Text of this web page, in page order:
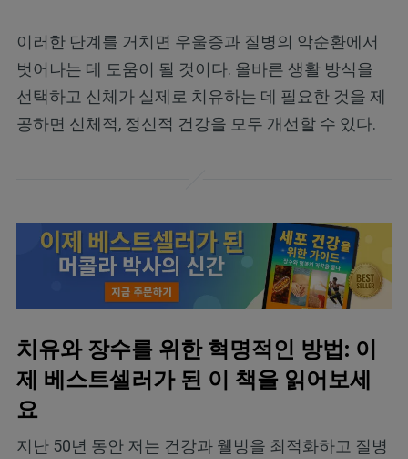
이러한 단계를 거치면 우울증과 질병의 악순환에서
벗어나는 데 도움이 될 것이다. 올바른 생활 방식을
선택하고 신체가 실제로 치유하는 데 필요한 것을 제
공하면 신체적, 정신적 건강을 모두 개선할 수 있다.
치유와 장수를 위한 혁명적인 방법: 이
제 베스트셀러가 된 이 책을 읽어보세
요
지난 50년 동안 저는 건강과 웰빙을 최적화하고 질병